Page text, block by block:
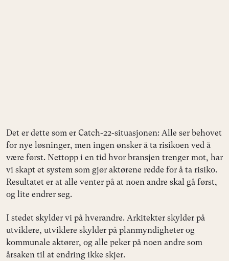
Det er dette som er Catch-22-situasjonen: Alle ser behovet
for nye løsninger, men ingen ønsker å ta risikoen ved å
være først. Nettopp i en tid hvor bransjen trenger mot, har
vi skapt et system som gjør aktørene redde for å ta risiko.
Resultatet er at alle venter på at noen andre skal gå først,
og lite endrer seg.
I stedet skylder vi på hverandre. Arkitekter skylder på
utviklere, utviklere skylder på planmyndigheter og
kommunale aktører, og alle peker på noen andre som
årsaken til at endring ikke skjer.